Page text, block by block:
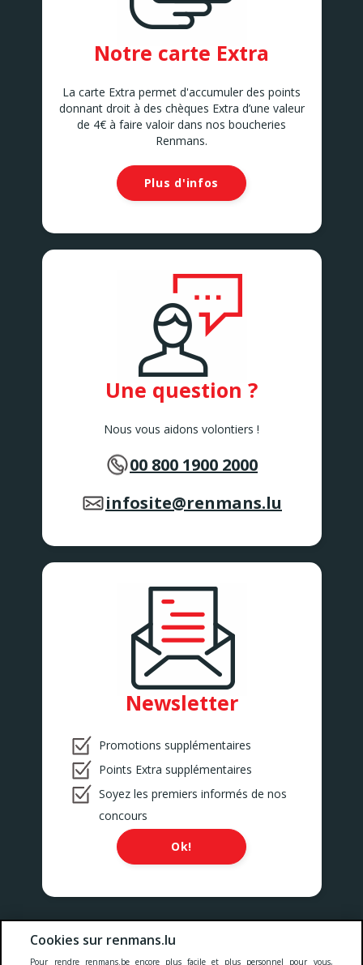
Notre carte Extra
La carte Extra permet d'accumuler des points
donnant droit à des chèques Extra d’une valeur
de 4€ à faire valoir dans nos boucheries
Renmans.
Plus d'infos
Une question ?
Nous vous aidons volontiers !
00 800 1900 2000
infosite@renmans.lu
Newsletter
Promotions supplémentaires
Points Extra supplémentaires
Soyez les premiers informés de nos
concours
Ok!
Nos prix comprennent toutes les taxes, la TVA, les droits et les
Cookies sur renmans.lu
Pour rendre renmans.be encore plus facile et plus personnel pour vous,